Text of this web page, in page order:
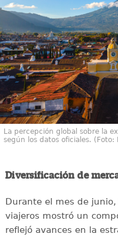
La percepción global sobre la
según los datos oficiales. (Foto:
Diversificación de
Durante el mes de
viajeros mostró un
reflejó avances en la